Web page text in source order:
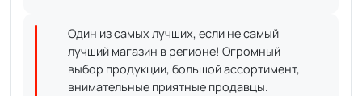
Один из самых лучших, если не самый
лучший магазин в регионе! Огромный
выбор продукции, большой ассортимент,
внимательные приятные продавцы.